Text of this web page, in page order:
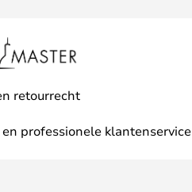
retourrecht
en professionele klantenservice